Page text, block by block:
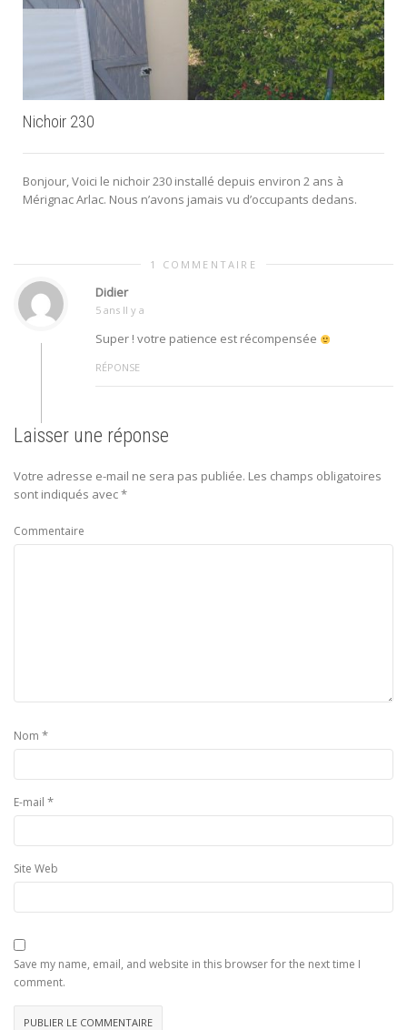
Nichoir 230
Bonjour, Voici le nichoir 230 installé depuis environ 2 ans à
Mérignac Arlac. Nous n’avons jamais vu d’occupants dedans.
1 COMMENTAIRE
Didier
5 ans Il y a
Super ! votre patience est récompensée
RÉPONSE
Laisser une réponse
Votre adresse e-mail ne sera pas publiée. Les champs obligatoires
sont indiqués avec*
Commentaire
Nom *
E-mail *
Site Web
Save my name, email, and website in this browser for the next time I
comment.